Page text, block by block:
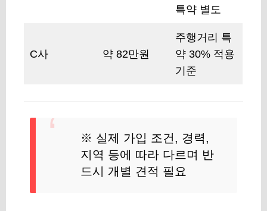
특약 별도
C사 약 82만원
주행거리 특
약 30% 적용
기준
※ 실제 가입 조건, 경력,
지역 등에 따라 다르며 반
드시 개별 견적 필요